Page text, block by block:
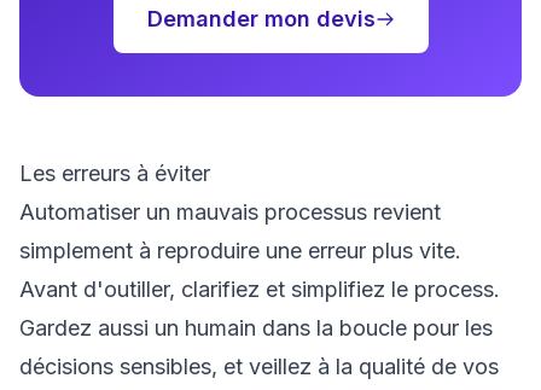
Demander mon devis
Les erreurs à éviter
Automatiser un mauvais processus revient
simplement à reproduire une erreur plus vite.
Avant d'outiller, clarifiez et simplifiez le process.
Gardez aussi un humain dans la boucle pour les
décisions sensibles, et veillez à la qualité de vos